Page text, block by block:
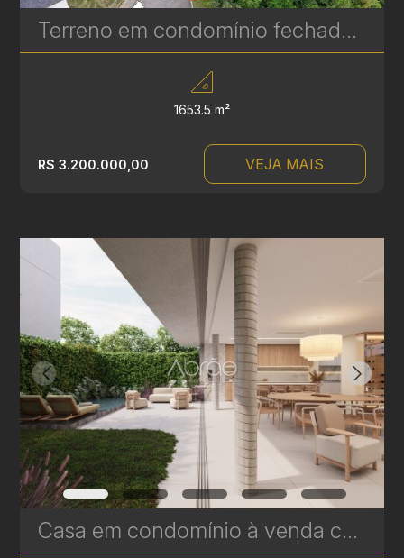
Terreno em condomínio fechado ao lado do Parque Tingui – 1231 m² - Residencial Arthur Nisio | Ref 1831
1653.5 m²
R$ 3.200.000,00 VEJA MAIS
Casa em condomínio à venda com 3 suítes em Campina do Siqueira - 312,44 m² - Casa Áurea | Ref. 1770